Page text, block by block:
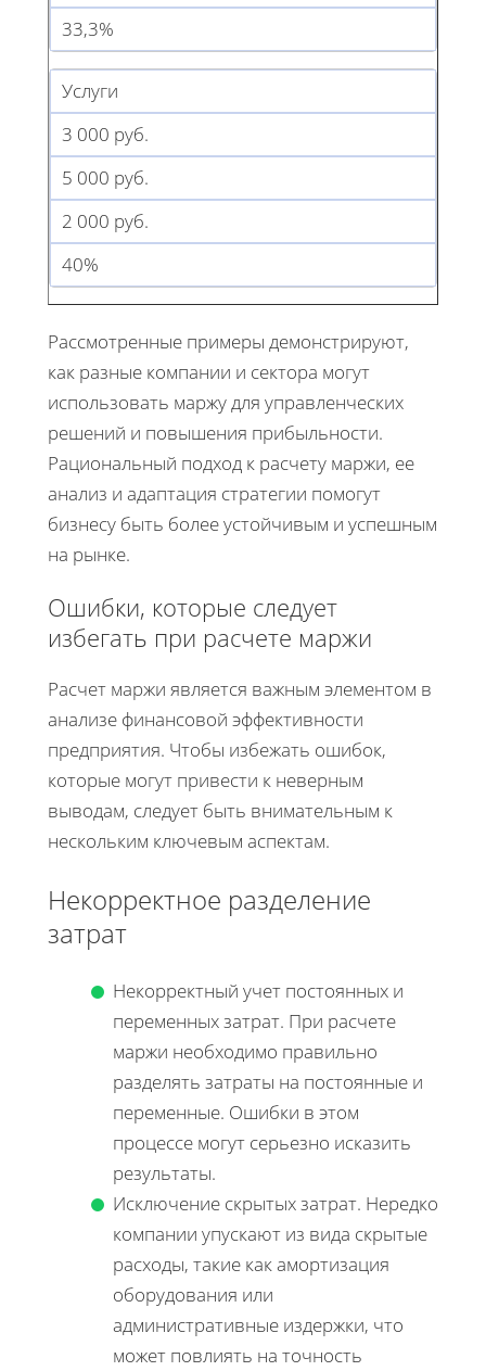
33,3%
Услуги
3 000 руб.
5 000 руб.
2 000 руб.
40%
Рассмотренные примеры демонстрируют,
как разные компании и сектора могут
использовать маржу для управленческих
решений и повышения прибыльности.
Рациональный подход к расчету маржи, ее
анализ и адаптация стратегии помогут
бизнесу быть более устойчивым и успешным
на рынке.
Ошибки, которые следует
избегать при расчете маржи
Расчет маржи является важным элементом в
анализе финансовой эффективности
предприятия. Чтобы избежать ошибок,
которые могут привести к неверным
выводам, следует быть внимательным к
нескольким ключевым аспектам.
Некорректное разделение
затрат
Некорректный учет постоянных и
переменных затрат. При расчете
маржи необходимо правильно
разделять затраты на постоянные и
переменные. Ошибки в этом
процессе могут серьезно исказить
результаты.
Исключение скрытых затрат. Нередко
компании упускают из вида скрытые
расходы, такие как амортизация
оборудования или
административные издержки, что
может повлиять на точность